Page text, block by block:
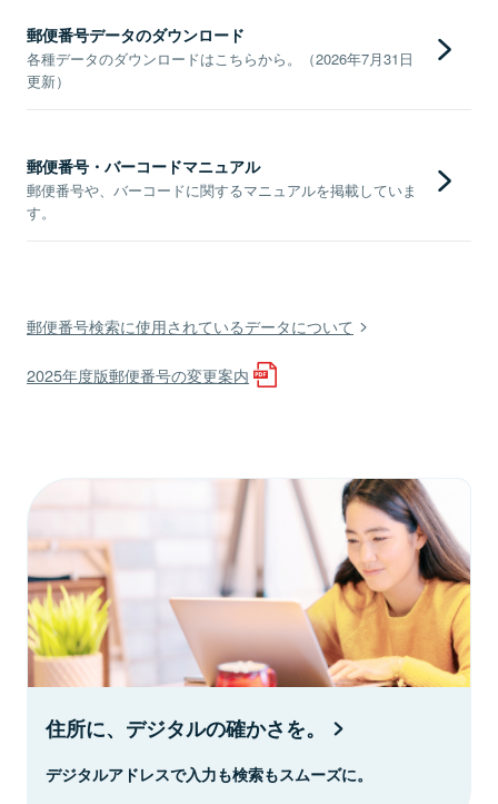
郵便番号データのダウンロード
各種データのダウンロードはこちらから。（2026年7月31日
更新）
郵便番号・バーコードマニュアル
郵便番号や、バーコードに関するマニュアルを掲載していま
す。
郵便番号検索に使用されているデータについて
2025年度版郵便番号の変更案内
住所に、デジタルの確かさを。
デジタルアドレスで入力も検索もスムーズに。